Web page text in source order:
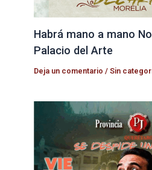
Habrá mano a mano
Palacio del Arte
Deja un comentario /Sin